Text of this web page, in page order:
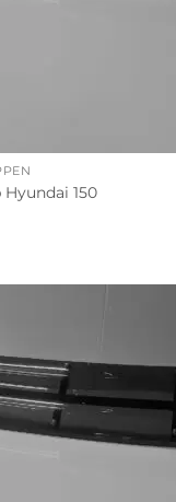
150